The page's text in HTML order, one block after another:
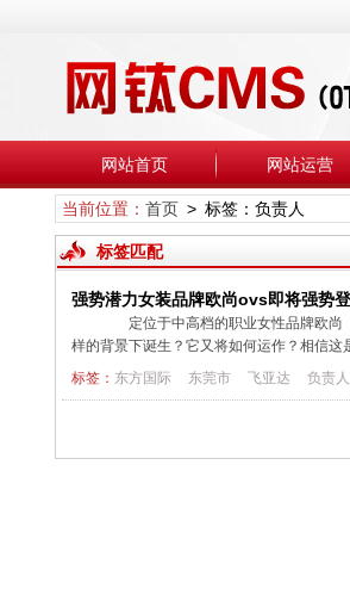
网站首页 网站运营
当前位置： 首页> 标签：负责人
标签匹配
强势潜力女装品牌欧尚ovs即将强势
定位于中高档的职业女性品牌欧尚（
样的背景下诞生？它又将如何运作？相信
标签： 东方国际 东莞市 飞亚达 负责人